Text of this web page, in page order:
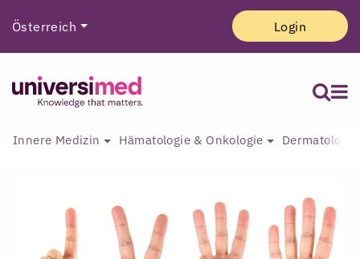
Österreich Login
Innere Medizin Hämatologie & Onkologie